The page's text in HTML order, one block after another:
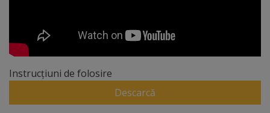
Instrucțiuni de folosire
Descarcă